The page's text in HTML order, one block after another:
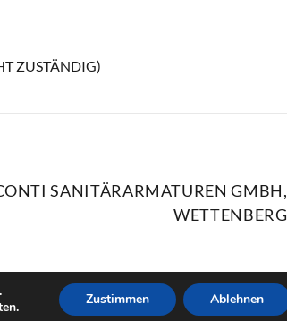
ZUSTÄNDIG)
SANITÄRARMATUREN GMBH,
WETTENBERG
Impressum Datenschutzerklärung
Zustimmen Ablehnen